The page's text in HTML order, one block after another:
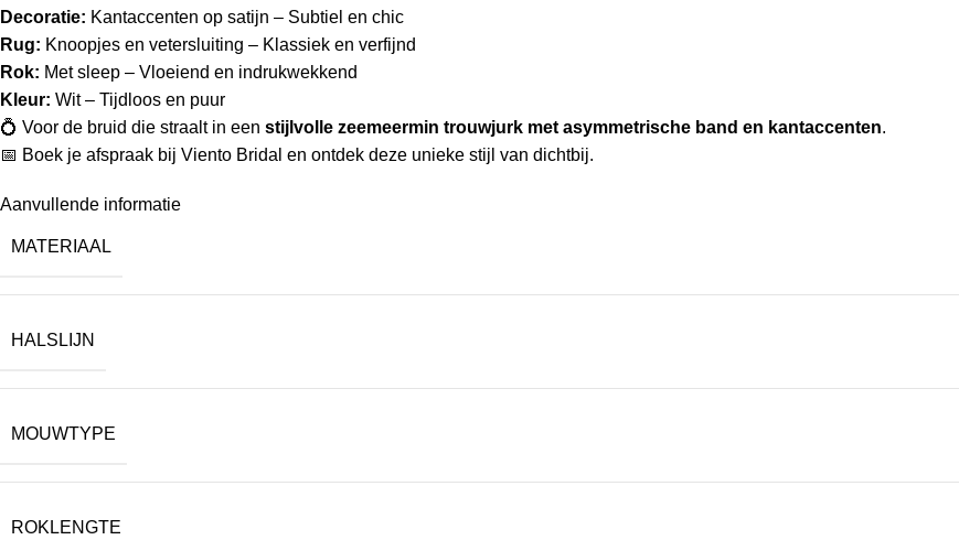
Decoratie: Kantaccenten op satijn – Subtiel en chic
Rug: Knoopjes en vetersluiting – Klassiek en verfijnd
Rok: Met sleep – Vloeiend en indrukwekkend
Kleur: Wit – Tijdloos en puur
💍 Voor de bruid die straalt in een stijlvolle zeemeermin trouwjurk met asymmetrische band en kantaccenten.
📅 Boek je afspraak bij Viento Bridal en ontdek deze unieke stijl van dichtbij.
Aanvullende informatie
MATERIAAL
HALSLIJN
MOUWTYPE
ROKLENGTE